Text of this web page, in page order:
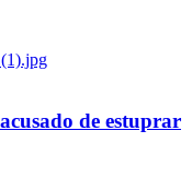
de estuprar